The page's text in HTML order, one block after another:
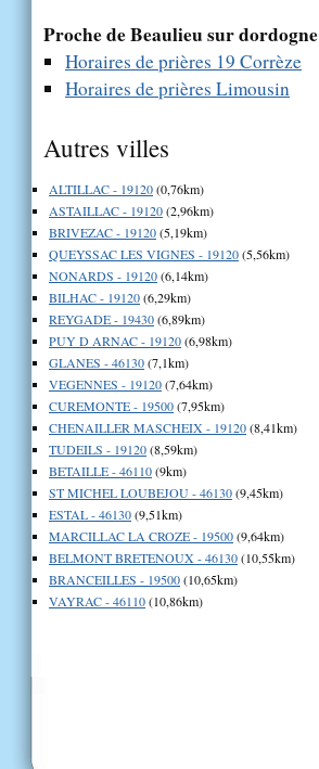
Proche de Beaulieu sur dordogne
Horaires de prières 19 Corrèze
Horaires de prières Limousin
Autres villes
ALTILLAC - 19120(0,76km)
ASTAILLAC - 19120(2,96km)
BRIVEZAC - 19120(5,19km)
QUEYSSAC LES VIGNES - 19120(5,56km)
NONARDS - 19120(6,14km)
BILHAC - 19120(6,29km)
REYGADE - 19430(6,89km)
PUY D ARNAC - 19120(6,98km)
GLANES - 46130(7,1km)
VEGENNES - 19120(7,64km)
CUREMONTE - 19500(7,95km)
CHENAILLER MASCHEIX - 19120(8,41km)
TUDEILS - 19120(8,59km)
BETAILLE - 46110(9km)
ST MICHEL LOUBEJOU - 46130(9,45km)
ESTAL - 46130(9,51km)
MARCILLAC LA CROZE - 19500(9,64km)
BELMONT BRETENOUX - 46130(10,55km)
BRANCEILLES - 19500(10,65km)
VAYRAC - 46110(10,86km)